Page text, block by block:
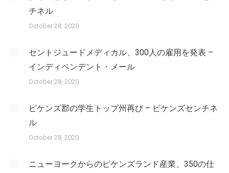
チネル
October 28, 2020
セントジュードメディカル、300人の雇用を発表 –
インディペンデント・メール
October 28, 2020
ピケンズ郡の学生トップ州再び – ピケンズセンチネ
ル
October 28, 2020
ニューヨークからのピケンズランド産業、350の仕